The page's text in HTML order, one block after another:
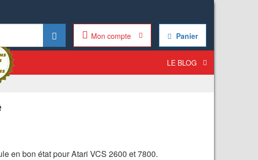
Panier
Mon compte
LE BLOG
en bon état pour Atari VCS 2600 et 7800.